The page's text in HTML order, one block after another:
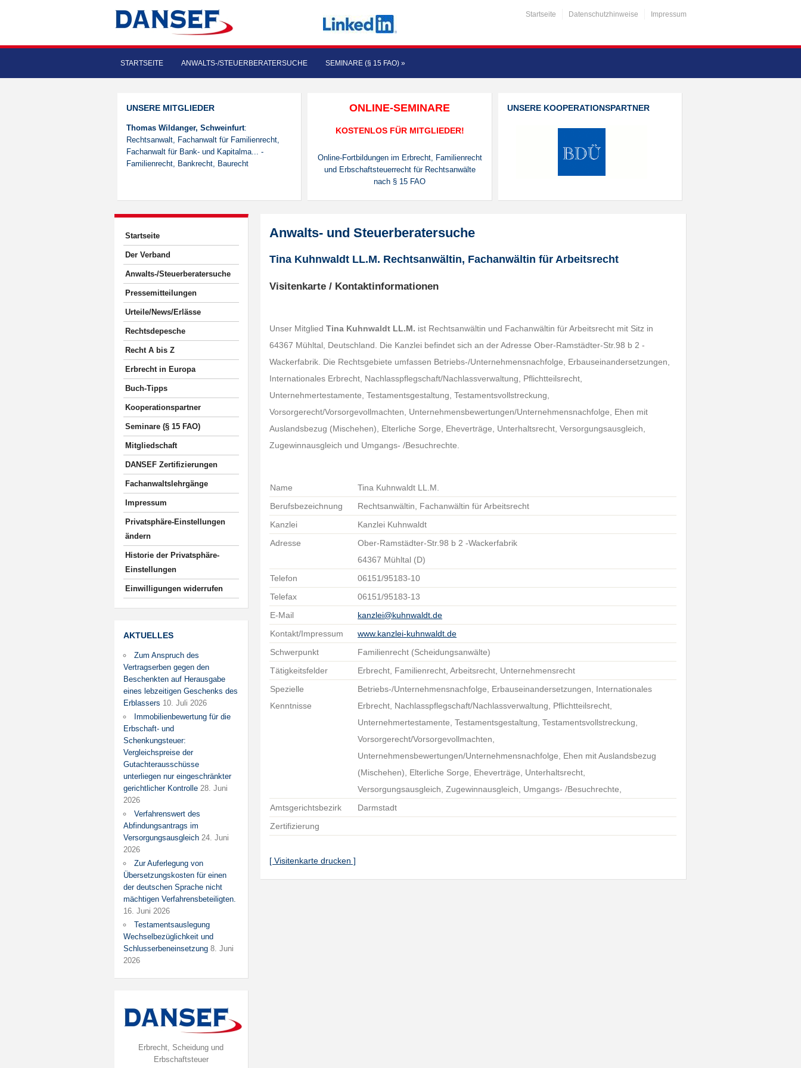
Startseite Datenschutzhinweise Impressum
STARTSEITE ANWALTS-/STEUERBERATERSUCHE SEMINARE (§ 15 FAO) »
UNSERE MITGLIEDER
Thomas Wildanger, Schweinfurt:
Rechtsanwalt, Fachanwalt für Familienrecht,
Fachanwalt für Bank- und Kapitalma... -
Familienrecht, Bankrecht, Baurecht
ONLINE-SEMINARE
KOSTENLOS FÜR MITGLIEDER!
Online-Fortbildungen im Erbrecht, Familienrecht
und Erbschaftsteuerrecht für Rechtsanwälte
nach § 15 FAO
UNSERE KOOPERATIONSPARTNER
Startseite
Der Verband
Anwalts-/Steuerberatersuche
Pressemitteilungen
Urteile/News/Erlässe
Rechtsdepesche
Recht A bis Z
Erbrecht in Europa
Buch-Tipps
Kooperationspartner
Seminare (§ 15 FAO)
Mitgliedschaft
DANSEF Zertifizierungen
Fachanwaltslehrgänge
Impressum
Privatsphäre-Einstellungen
ändern
Historie der Privatsphäre-
Einstellungen
Einwilligungen widerrufen
AKTUELLES
Zum Anspruch des
Vertragserben gegen den
Beschenkten auf Herausgabe
eines lebzeitigen Geschenks des
Erblassers 10. Juli 2026
Immobilienbewertung für die
Erbschaft- und
Schenkungsteuer:
Vergleichspreise der
Gutachterausschüsse
unterliegen nur eingeschränkter
gerichtlicher Kontrolle 28. Juni
2026
Verfahrenswert des
Abfindungsantrags im
Versorgungsausgleich 24. Juni
2026
Zur Auferlegung von
Übersetzungskosten für einen
der deutschen Sprache nicht
mächtigen Verfahrensbeteiligten.
16. Juni 2026
Testamentsauslegung
Wechselbezüglichkeit und
Schlusserbeneinsetzung 8. Juni
2026
Erbrecht, Scheidung und
Erbschaftsteuer
Anwalts- und Steuerberatersuche
Tina Kuhnwaldt LL.M. Rechtsanwältin, Fachanwältin für Arbeitsrecht
Visitenkarte / Kontaktinformationen
Unser MitgliedTina Kuhnwaldt LL.M. ist Rechtsanwältin und Fachanwältin für Arbeitsrecht mit Sitz in
64367 Mühltal, Deutschland. Die Kanzlei befindet sich an der Adresse Ober-Ramstädter-Str.98 b 2 -
Wackerfabrik. Die Rechtsgebiete umfassen Betriebs-/Unternehmensnachfolge, Erbauseinandersetzungen,
Internationales Erbrecht, Nachlasspflegschaft/Nachlassverwaltung, Pflichtteilsrecht,
Unternehmertestamente, Testamentsgestaltung, Testamentsvollstreckung,
Vorsorgerecht/Vorsorgevollmachten, Unternehmensbewertungen/Unternehmensnachfolge, Ehen mit
Auslandsbezug (Mischehen), Elterliche Sorge, Eheverträge, Unterhaltsrecht, Versorgungsausgleich,
Zugewinnausgleich und Umgangs- /Besuchrechte.
Name
Tina Kuhnwaldt LL.M.
Berufsbezeichnung
Rechtsanwältin, Fachanwältin für Arbeitsrecht
Kanzlei
Kanzlei Kuhnwaldt
Adresse
Ober-Ramstädter-Str.98 b 2 -Wackerfabrik
64367 Mühltal (D)
Telefon
06151/95183-10
Telefax
06151/95183-13
E-Mail
kanzlei@kuhnwaldt.de
Kontakt/Impressum
www.kanzlei-kuhnwaldt.de
Schwerpunkt
Familienrecht (Scheidungsanwälte)
Tätigkeitsfelder
Erbrecht, Familienrecht, Arbeitsrecht, Unternehmensrecht
Spezielle
Kenntnisse
Betriebs-/Unternehmensnachfolge, Erbauseinandersetzungen, Internationales
Erbrecht, Nachlasspflegschaft/Nachlassverwaltung, Pflichtteilsrecht,
Unternehmertestamente, Testamentsgestaltung, Testamentsvollstreckung,
Vorsorgerecht/Vorsorgevollmachten,
Unternehmensbewertungen/Unternehmensnachfolge, Ehen mit Auslandsbezug
(Mischehen), Elterliche Sorge, Eheverträge, Unterhaltsrecht,
Versorgungsausgleich, Zugewinnausgleich, Umgangs- /Besuchrechte,
Amtsgerichtsbezirk
Darmstadt
Zertifizierung
[ Visitenkarte drucken ]